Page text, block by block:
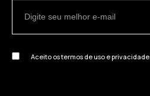
Aceito os termos de uso e privacidade.